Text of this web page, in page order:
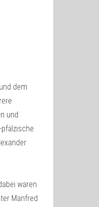
dem
und
waren
Manfred